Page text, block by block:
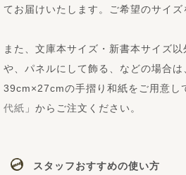
てお届けいたします。ご希望のサイズ
また、文庫本サイズ・新書本サイズ
や、パネルにして飾る、などの場合
39cm×27cmの手摺り和紙をご用意し
代紙 」からご注文ください。
スタッフおすすめの使い方